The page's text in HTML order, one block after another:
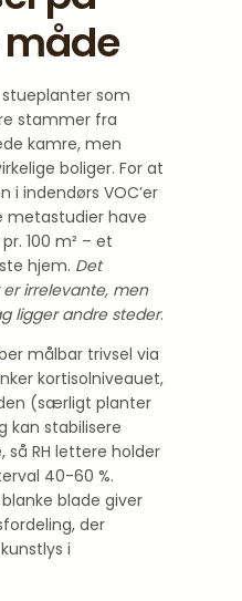
som
stammer fra
kamre, men
boliger. For at
i indendørs VOC’er
metastudier have
100 m² – et
hjem. Det
irrelevante, men
ligger andre steder.
målbar trivsel via
kortisolniveauet,
(særligt planter
kan stabilisere
RH lettere holder
40-60 %.
blade giver
der
i